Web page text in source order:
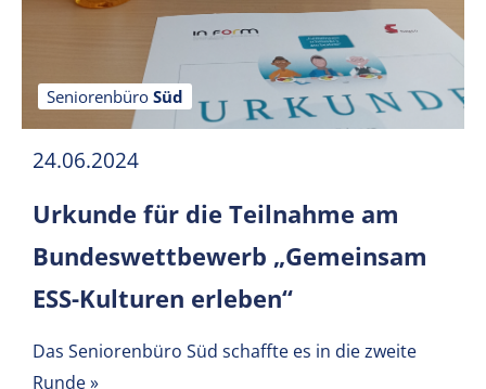
Seniorenbüro Süd
24.06.2024
Urkunde für die Teilnahme am
Bundeswettbewerb „Gemeinsam
ESS-Kulturen erleben“
Das Seniorenbüro Süd schaffte es in die zweite
Runde»